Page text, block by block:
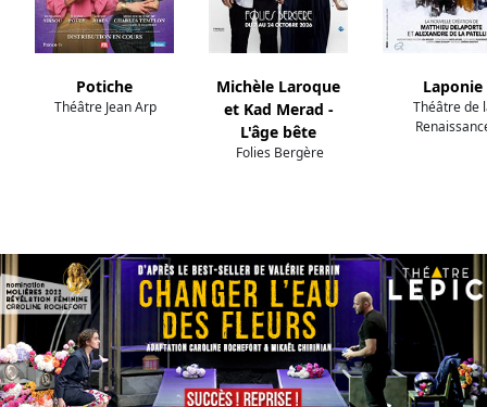
Potiche
Théâtre Jean Arp
Michèle Laroque
et Kad Merad -
L'âge bête
Folies Bergère
Laponie
Théâtre de